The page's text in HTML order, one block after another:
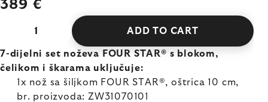
389 €
ADD TO CART
7-dijelni set noževa FOUR STAR® s blokom,
čelikom i škarama uključuje:
1x nož sa šiljkom FOUR STAR®, oštrica 10 cm,
br. proizvoda: ZW31070101